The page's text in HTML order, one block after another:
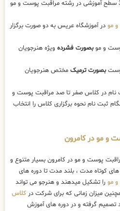
متقاضیان با شرکت در این دوره 3 سطح آموزشی در رشته مراقبت پوست و مو
مو در آموزشگاه عریس به دو صورت برگزار
و موبصورت فشرده ویژه هنرجویان
بصورت ترمیک مختص هنرجویان
نام در کلاس صفر تا صد مراقبت پوست و
ثبت نام نحوه برگزاری کلاس را انتخاب
و مو در کامرون
پوست و مو در کامرون بسیار متنوع و
های کوتاه مدت ، بلند مدت تا دوره های
مو را تشکیل میدهند و هنرجو می تواند
میزان زمانی که برای شرکت در کلاس
تصمیم گرفته و در دوره های آموزش